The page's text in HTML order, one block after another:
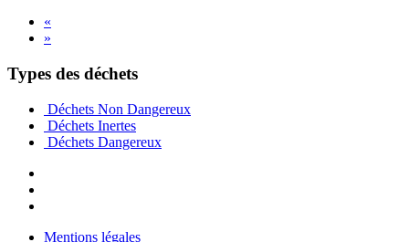
«
»
Types des déchets
Déchets Non Dangereux
Déchets Inertes
Déchets Dangereux
Mentions légales